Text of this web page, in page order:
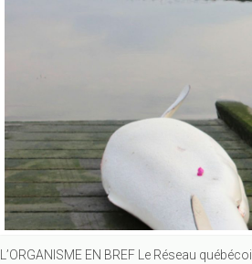
L’ORGANISME EN BREF Le Réseau